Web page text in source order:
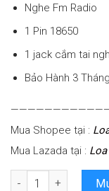
Nghe Fm Radio
1 Pin 18650
1 jack cắm tai
Bảo Hành 3 Tháng
Mua Shopee tại :
Mua Lazada tại :
Số lượng